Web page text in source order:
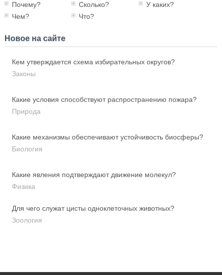
Почему?
Сколько?
У каких?
Чем?
Что?
Новое на сайте
Кем утверждается схема избирательных округов?
Законы
Какие условия способствуют распространению пожара?
Природа
Какие механизмы обеспечивают устойчивость биосферы?
Биология
Какие явления подтверждают движение молекул?
Физика
Для чего служат цисты одноклеточных животных?
Зоология